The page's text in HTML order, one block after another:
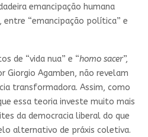
emancipação humana
entre “emancipação política” e
de “vida nua” e “homo sacer”,
Giorgio Agamben, não revelam
transformadora. Assim, como
essa teoria investe muito mais
da democracia liberal do que
alternativo de práxis coletiva.